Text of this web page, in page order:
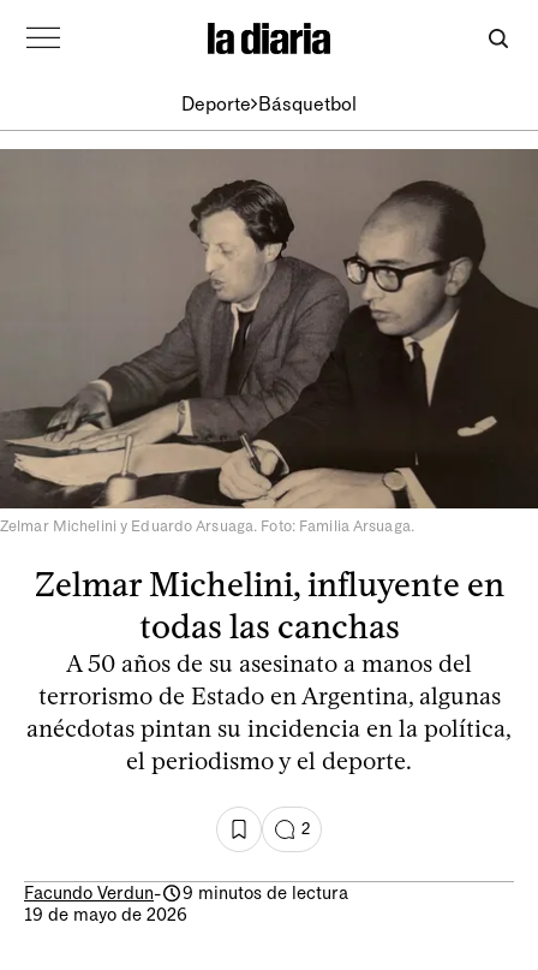
Deporte Básquetbol
Zelmar Michelini y Eduardo Arsuaga. Foto: Familia Arsuaga.
Zelmar Michelini, influyente en
todas las canchas
A 50 años de su asesinato a manos del
terrorismo de Estado en Argentina, algunas
anécdotas pintan su incidencia en la política,
el periodismo y el deporte.
2
Facundo Verdun-
9 minutos de lectura
19 de mayo de 2026